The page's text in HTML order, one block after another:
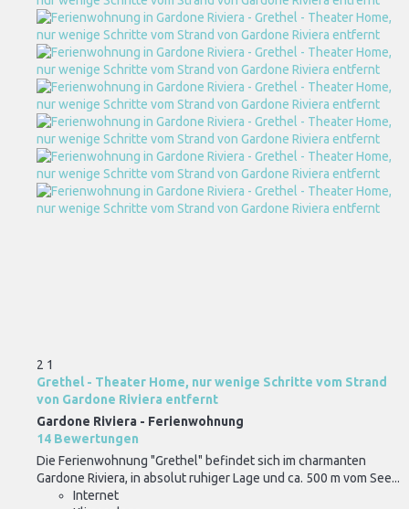
2 1
Grethel - Theater Home, nur wenige Schritte vom Strand
von Gardone Riviera entfernt
Gardone Riviera - Ferienwohnung
14 Bewertungen
Die Ferienwohnung "Grethel" befindet sich im charmanten
Gardone Riviera, in absolut ruhiger Lage und ca. 500 m vom See...
Internet